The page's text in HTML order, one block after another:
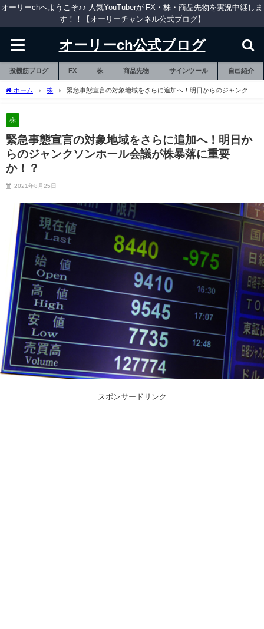
オーリーchへようこそ♪♪ 人気YouTuberが FX・株・商品先物を実況中継しま
す！！【オーリーチャンネル公式ブログ】
オーリーch公式ブログ
投機筋ブログ FX 株 商品先物 サインツール 自己紹介
ホーム 株
緊急事態宣言の対象地域をさらに追加へ！明日からのジャンクソ
株
緊急事態宣言の対象地域をさらに追加へ！明日か
らのジャンクソンホール会議が株暴落に重要
か！？
2021年8月25日
スポンサードリンク